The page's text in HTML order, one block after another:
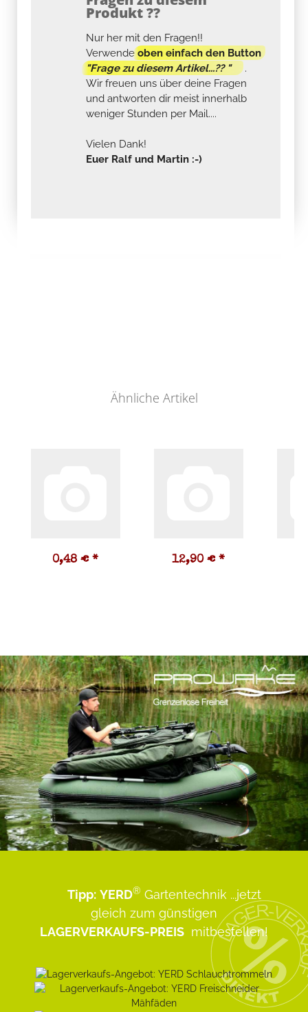
Produkt ??
Nur her mit den Fragen!!
Verwendeoben einfach den Button
"Frage zu diesem Artikel...?? "
.
Wir freuen uns über deine Fragen
und antworten dir meist innerhalb
weniger Stunden per Mail....
Vielen Dank!
Euer Ralf und Martin :-)
Ähnliche Artikel
0,48 € * 12,90 € *
Tipp: YERD® Gartentechnik ...jetzt
gleich zum günstigen
LAGERVERKAUFS-PREIS mitbestellen!